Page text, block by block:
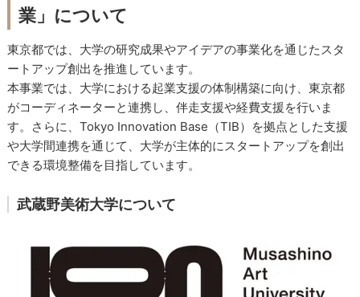
業」について
東京都では、大学の研究成果やアイデアの事業化を通じたスタ
ートアップ創出を推進しています。
本事業では、大学における起業支援の体制構築に向け、東京都
がコーディネーターと連携し、伴走支援や経費支援を行いま
す。さらに、Tokyo Innovation Base（TIB）を拠点とした支援
や大学間連携を通じて、大学が主体的にスタートアップを創出
できる環境整備を目指しています。
武蔵野美術大学について